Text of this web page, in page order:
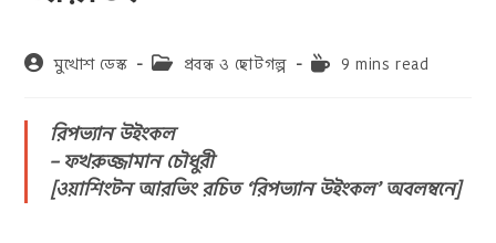
Postমুখোশ ডেস্ক
Post প্রবন্ধ ও ছোটগল্প
Reading9 mins read
রিপভ্যান উইংকল
– ফখরুজ্জামান চৌধুরী
[ওয়াশিংটন আরভিং রচিত ‘রিপভ্যান উইংকল’ অবলম্বনে]